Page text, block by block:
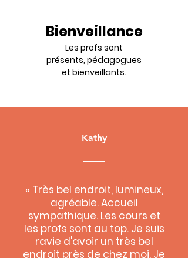
Bienveillance​
Les profs sont
présents, pédagogues
et bienveillants.
Kathy
« Très bel endroit, lumineux,
agréable. Accueil
sympathique. Les cours et
les profs sont au top. Je suis
ravie d'avoir un très bel
endroit près de chez moi. Je